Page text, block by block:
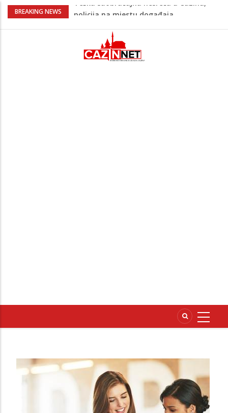
BREAKING NEWS
Ovo je 24-godišnji mladić koji je izgubio
Na Ahiret preselio LJUBIJANKIĆ (Hasan)
Na Ahiret preselio HALILOVIĆ (Smajil)